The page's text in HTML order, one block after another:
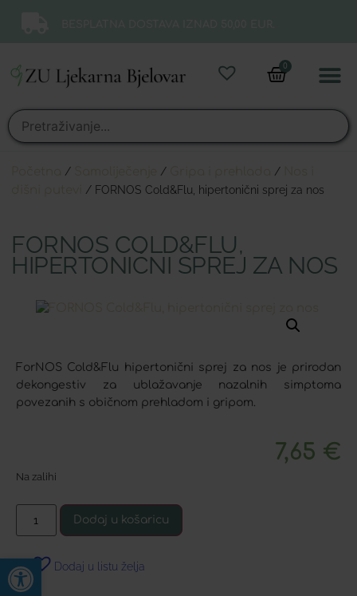
Open toolbar
0
/ / /
/ FORNOS Cold&Flu, hipertonični sprej za nos
FORNOS COLD&FLU,
HIPERTONIČNI SPREJ ZA NOS
ForNOS Cold&Flu hipertonični sprej za nos je prirodan
dekongestiv za ublažavanje nazalnih simptoma
povezanih s običnom prehladom i gripom.
7,65 €
Na zalihi
Dodaj u košaricu
Dodaj u listu želja